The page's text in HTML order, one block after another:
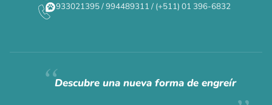
Siempre fuimosraros.
933021395 / 994489311 / (+511) 01 396-6832
Descubre una nueva forma de engreír